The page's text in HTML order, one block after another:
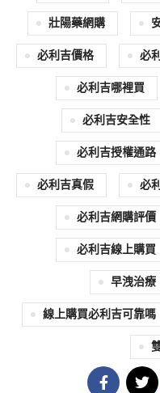
壯陽藥網購
必利吉價格 必
必利吉哪裡買
必利吉安全性
必利吉授權通路
必利吉真假 必
必利吉網購評價
必利吉線上購買
早洩治療
線上購買必利吉可靠嗎